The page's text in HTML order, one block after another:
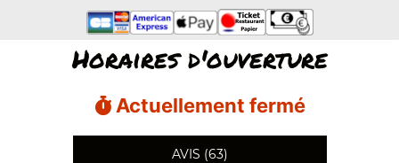
Horaires d'ouverture
Actuellement fermé
AVIS (63)